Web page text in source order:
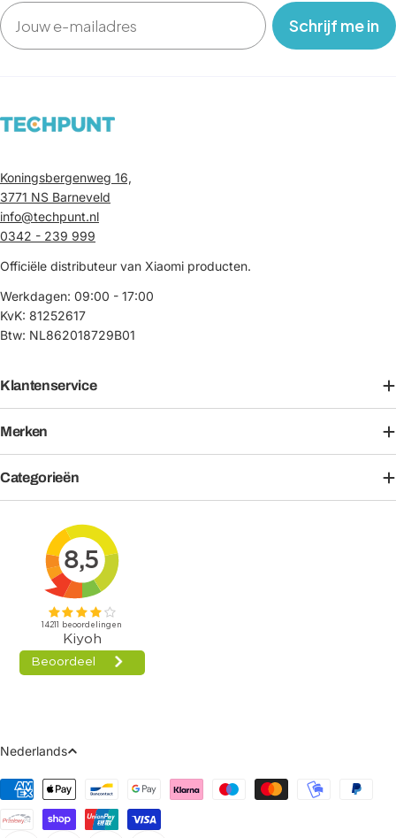
Email
‎ ‎ ‎ Schrijf me in‎ ‎ ‎ ‎
Koningsbergenweg 16,
3771 NS Barneveld
info@techpunt.nl
0342 - 239 999
Officiële distributeur van Xiaomi producten.
Werkdagen: 09:00 - 17:00
KvK: 81252617
Btw: NL862018729B01
Klantenservice
Merken
Categorieën
Taal
Nederlands
Betaalmethoden